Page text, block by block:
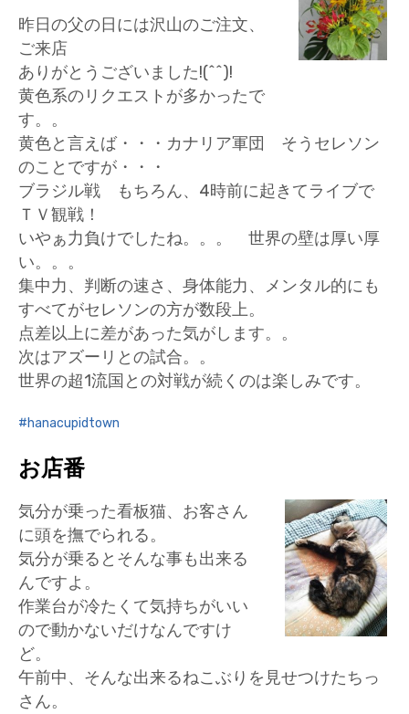
昨日の父の日には沢山のご注文、
ご来店
ありがとうございました!(^^)!
黄色系のリクエストが多かったで
す。。
黄色と言えば・・・カナリア軍団 そうセレソン
のことですが・・・
ブラジル戦 もちろん、4時前に起きてライブで
ＴＶ観戦！
いやぁ力負けでしたね。。。 世界の壁は厚い厚
い。。。
集中力、判断の速さ、身体能力、メンタル的にも
すべてがセレソンの方が数段上。
点差以上に差があった気がします。。
次はアズーリとの試合。。
世界の超1流国との対戦が続くのは楽しみです。
hanacupidtown
お店番
気分が乗った看板猫、お客さん
に頭を撫でられる。
気分が乗るとそんな事も出来る
んですよ。
作業台が冷たくて気持ちがいい
ので動かないだけなんですけ
ど。
午前中、そんな出来るねこぶりを見せつけたちっ
さん。